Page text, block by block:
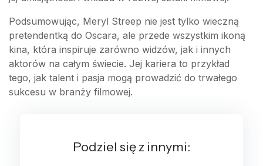
Podsumowując, Meryl Streep nie jest tylko wieczną
pretendentką do Oscara, ale przede wszystkim ikoną
kina, która inspiruje zarówno widzów, jak i innych
aktorów na całym świecie. Jej kariera to przykład
tego, jak talent i pasja mogą prowadzić do trwałego
sukcesu w branży filmowej.
Podziel się z innymi: